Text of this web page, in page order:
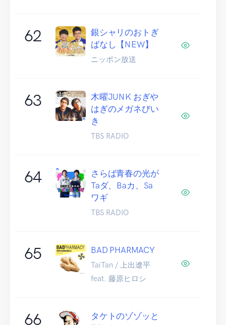
62
銀シャリのおトぎ
ばなし【NEW】
ニッポン放送
63
木曜JUNK おぎや
はぎのメガネびい
き
TBS RADIO
64
さらば青春の光が
Taダ、Baカ、Sa
ワギ
TBS RADIO
65 BAD PHARMACY
TaiTan / 上出遼平
feat. 藤原ヒロシ
66
タケトのゾゾッと